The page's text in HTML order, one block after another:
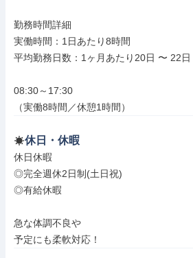
勤務時間詳細
実働時間：1日あたり8時間
平均勤務日数：1ヶ月あたり20日 〜 22日
08:30～17:30
（実働8時間／休憩1時間）
休日・休暇
休日休暇
◎完全週休2日制(土日祝)
◎有給休暇
急な体調不良や
予定にも柔軟対応！